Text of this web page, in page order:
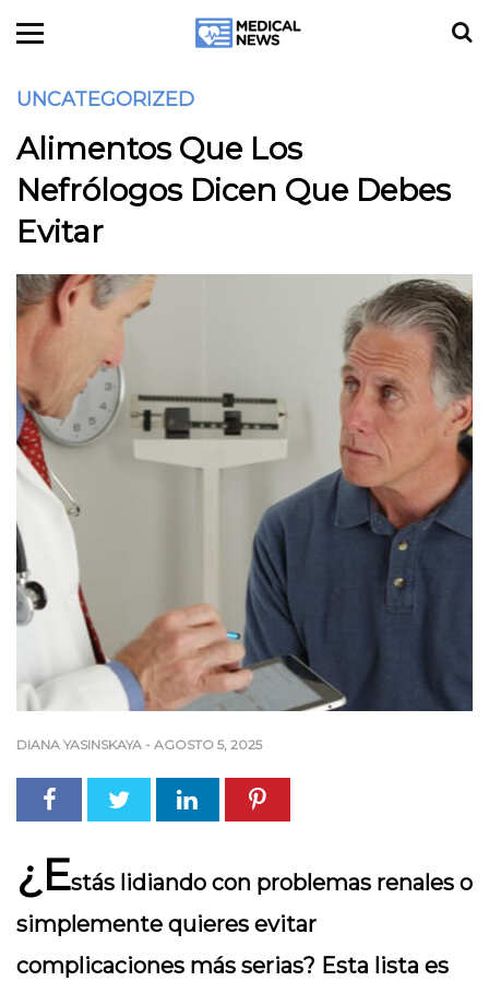
UNCATEGORIZED
Alimentos Que Los
Nefrólogos Dicen Que Debes
Evitar
DIANA YASINSKAYA - AGOSTO 5, 2025
¿Estás lidiando con problemas renales o
simplemente quieres evitar
complicaciones más serias? Esta lista es